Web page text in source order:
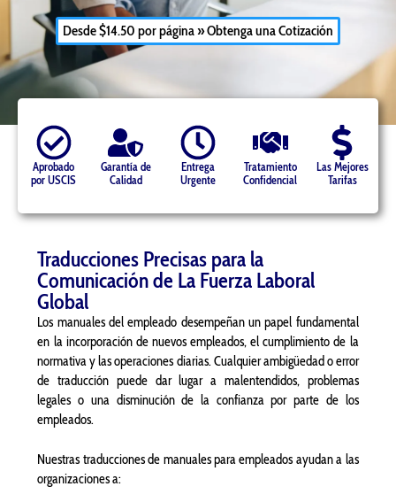
Desde $14.50 por página » Obtenga una Cotización
Aprobado
por USCIS
Garantía de
Calidad
Entrega
Urgente
Tratamiento
Confidencial
Las Mejores
Tarifas
Traducciones Precisas para la
Comunicación de La Fuerza Laboral
Global
Los manuales del empleado desempeñan un papel fundamental
en la incorporación de nuevos empleados, el cumplimiento de la
normativa y las operaciones diarias. Cualquier ambigüedad o error
de traducción puede dar lugar a malentendidos, problemas
legales o una disminución de la confianza por parte de los
empleados.
Nuestras traducciones de manuales para empleados ayudan a las
organizaciones a: